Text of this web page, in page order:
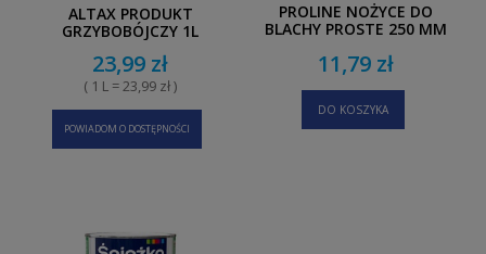
ALTAX PRODUKT
GRZYBOBÓJCZY 1L
23,99 zł
( 1 L = 23,99 zł )
POWIADOM O DOSTĘPNOŚCI
PROLINE NOŻYCE DO
BLACHY PROSTE 250 MM
11,79 zł
DO KOSZYKA